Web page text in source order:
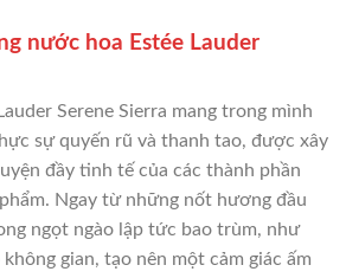
nước hoa Estée Lauder
Serene Sierra mang trong mình
sự quyến rũ và thanh tao, được xây
đầy tinh tế của các thành phần
Ngay từ những nốt hương đầu
ngọt ngào lập tức bao trùm, như
gian, tạo nên một cảm giác ấm